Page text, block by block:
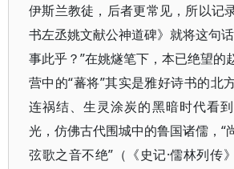
伊斯兰教徒，后者更常见，所以记
书左丞姚文献公神道碑》就将这句
事此乎？”在姚燧笔下，本已绝望的
营中的“蕃将”其实是雅好诗书的北
连祸结、生灵涂炭的黑暗时代看
光，仿佛古代围城中的鲁国诸儒，“
弦歌之音不绝”（《史记·儒林列传